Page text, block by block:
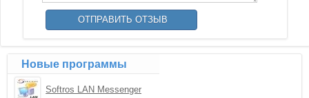
Новые программы
Softros LAN Messenger